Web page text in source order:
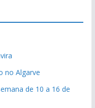
no Algarve
de 10 a 16 de